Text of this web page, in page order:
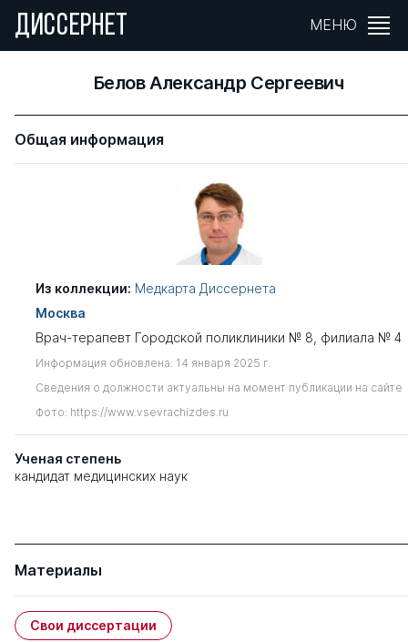
ДИССЕРНЕТ МЕНЮ
Белов Александр Сергеевич
Общая информация
Из коллекции: Медкарта Диссернета
Москва
Врач-терапевт Городской поликлиники № 8, филиала № 4
Информация обновлена: 14 января 2025 г.
Сведения о должности актуальны на момент публикации на сайте
Фото: https://www.vsevrachizdes.ru
Ученая степень
кандидат медицинских наук
Материалы
Свои диссертации